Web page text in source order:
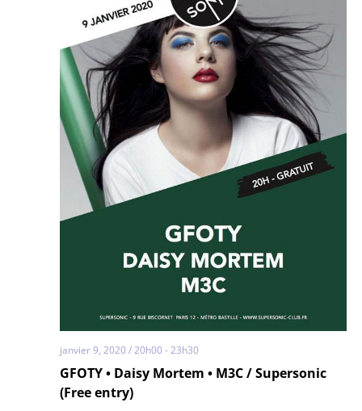
GFOTY • Daisy Mortem • M3C / Supersonic
(Free entry)
janvier 9, 2020 / 20h00 -23h30